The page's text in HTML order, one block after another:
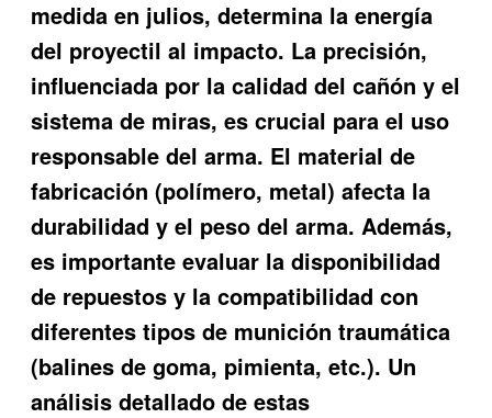
medida en julios, determina la energía
del proyectil al impacto. La precisión,
influenciada por la calidad del cañón y el
sistema de miras, es crucial para el uso
responsable del arma. El material de
fabricación (polímero, metal) afecta la
durabilidad y el peso del arma. Además,
es importante evaluar la disponibilidad
de repuestos y la compatibilidad con
diferentes tipos de munición traumática
(balines de goma, pimienta, etc.). Un
análisis detallado de estas